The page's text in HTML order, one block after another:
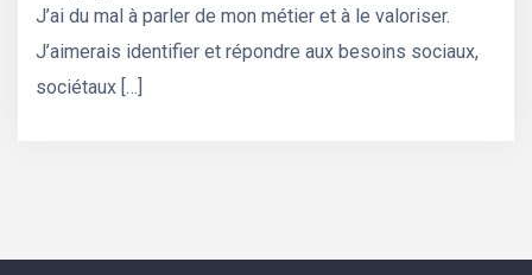
J’ai du mal à parler de mon métier et à le valoriser.
J’aimerais identifier et répondre aux besoins sociaux,
sociétaux […]